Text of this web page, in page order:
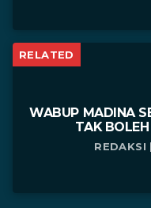
RELATED
WABUP MADINA
TAK